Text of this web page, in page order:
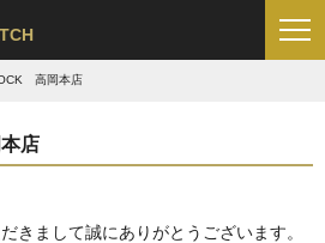
高岡本店
店
きまして誠にありがとうございます。